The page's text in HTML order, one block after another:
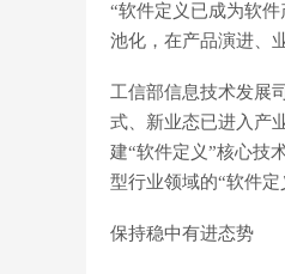
“软件定义已成为软
池化，在产品演进、
工信部信息技术发展
式、新业态已进入产
建“软件定义”核心技
型行业领域的“软件
保持稳中有进态势